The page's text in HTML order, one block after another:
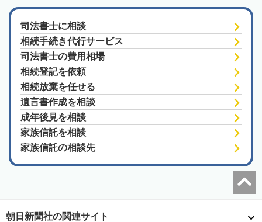
司法書士に相談
相続手続き代行サービス
司法書士の費用相場
相続登記を依頼
相続放棄を任せる
遺言書作成を相談
成年後見を相談
家族信託を相談
家族信託の相談先
朝日新聞社の関連サイト